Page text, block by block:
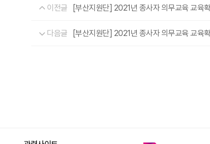
이전글 [부산지원단] 2021년 종사자 의무교육 교
다음글 [부산지원단] 2021년 종사자 의무교육 교육